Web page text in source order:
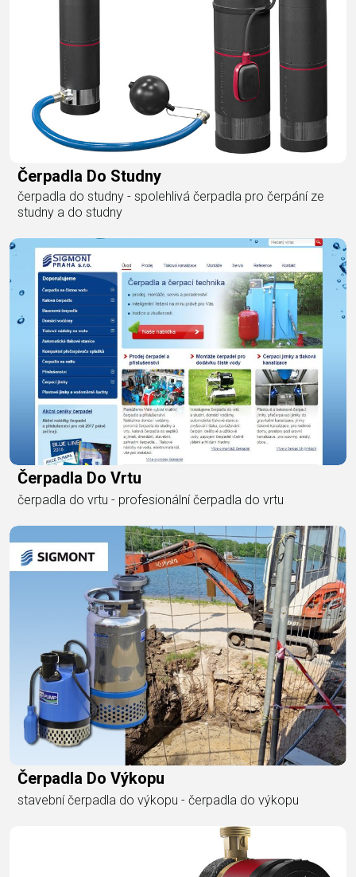
Čerpadla Do Studny
čerpadla do studny - spolehlivá čerpadla pro čerpání ze
studny a do studny
Čerpadla Do Vrtu
čerpadla do vrtu - profesionální čerpadla do vrtu
Čerpadla Do Výkopu
stavební čerpadla do výkopu - čerpadla do výkopu